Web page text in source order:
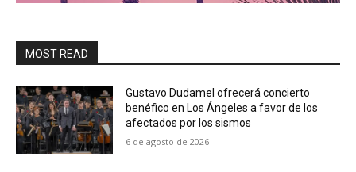
MOST READ
Gustavo Dudamel ofrecerá concierto
benéfico en Los Ángeles a favor de los
afectados por los sismos
6 de agosto de 2026